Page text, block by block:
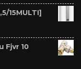
15MULTI]
Fjvr 10